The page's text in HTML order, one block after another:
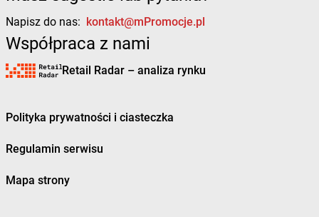
Napisz do nas: kontakt@mPromocje.pl
Współpraca z nami
Retail Radar – analiza rynku
Polityka prywatności i ciasteczka
Regulamin serwisu
Mapa strony